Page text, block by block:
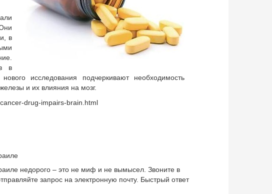
в
в
исследования подчеркивают необходимость
и их влияния на мозг.
drug-impairs-brain.html
недорого – это не миф и не вымысел. Звоните в
запрос на электронную почту. Быстрый ответ